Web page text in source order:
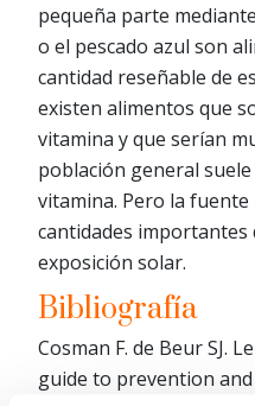
pequeña parte
o el pescado azul son
cantidad reseñable de
existen alimentos que
vitamina y que serían
población general
vitamina. Pero la
cantidades importantes
exposición solar.
Bibliografía
Cosman F. de Beur SJ.
guide to prevention